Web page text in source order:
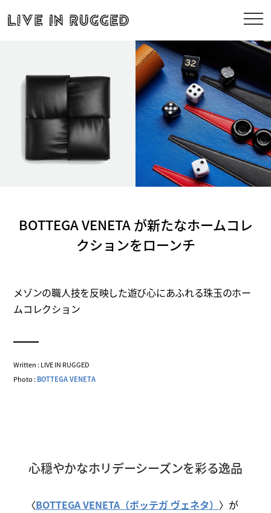
BOTTEGA VENETA が新たなホームコレ
クションをローンチ
メゾンの職人技を反映した遊び心にあふれる珠玉のホー
ムコレクション
Written : LIVE IN RUGGED
Photo :BOTTEGA VENETA
心穏やかなホリデーシーズンを彩る逸品
〈BOTTEGA VENETA（ボッテガ ヴェネタ） 〉が